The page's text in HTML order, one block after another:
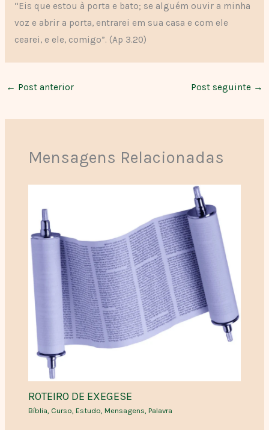
“Eis que estou à porta e bato; se alguém ouvir a minha
voz e abrir a porta, entrarei em sua casa e com ele
cearei, e ele, comigo”. (Ap 3.20)
← Post anterior Post seguinte →
Mensagens Relacionadas
ROTEIRO DE EXEGESE
Bíblia, Curso, Estudo, Mensagens, Palavra